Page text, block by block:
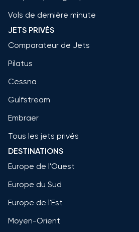
Vols de dernière minute
JETS PRIVÉS
Comparateur de Jets
Pilatus
Cessna
Gulfstream
Embraer
Tous les jets privés
DESTINATIONS
Europe de l'Ouest
Europe du Sud
Europe de l'Est
Moyen-Orient